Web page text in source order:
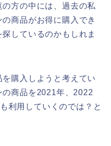
方の中には、過去の私
商品がお得に購入でき
しているのかもしれま
購入しようと考えてい
の商品を2021年、2022
利用していくのでは？と